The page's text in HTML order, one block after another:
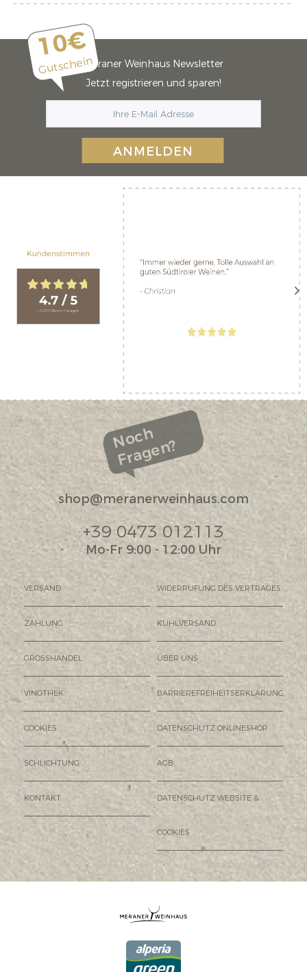
10€
GutscheinMeraner Weinhaus Newsletter
Jetzt registrieren und sparen!
ANMELDEN
Noch
Fragen?
shop@meranerweinhaus.com
+39 0473 012113
Mo-Fr 9:00 - 12:00 Uhr
VERSAND WIDERRUFUNG DES VERTRAGES
ZAHLUNG KÜHLVERSAND
GROSSHANDEL ÜBER UNS
VINOTHEK BARRIEREFREIHEITSERKLÄRUNG
COOKIES DATENSCHUTZ ONLINESHOP
SCHLICHTUNG AGB
KONTAKT DATENSCHUTZ WEBSITE &
COOKIES